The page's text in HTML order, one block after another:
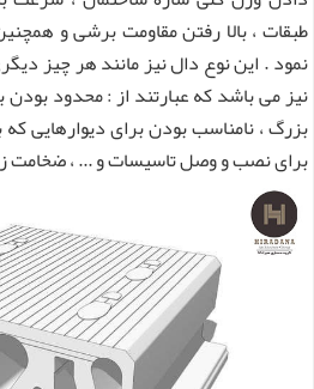
طبقات ، بالا رفتن مقاومت برشی و
نمود . این نوع دال نیز مانند هر چیز
نیز می باشد که عبارتند از : محدود بودن
بزرگ ، نامناسب بودن برای دیوارهایی
برای نصب و وصل تاسیسات و ... ، ضخامت